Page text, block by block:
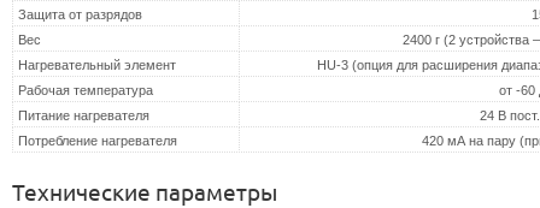
Защита от разрядов
Вес
2400 г (2 устройства
Нагревательный элемент
HU-3 (опция для расширения
Рабочая температура
от -60
Питание нагревателя
24 В
Потребление нагревателя
420 мА на пару
Технические параметры